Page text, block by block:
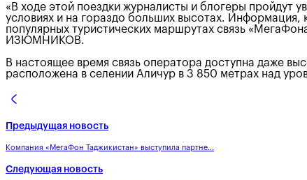
«В ходе этой поездки журналисты и блогеры пройдут
условиях и на гораздо больших высотах.
популярных туристических маршрутах связь
ИЗЮМНИКОВ.
В настоящее время связь оператора доступна даже
расположена в селении Аличур в 3 850 метрах над
Предыдущая новость
Компания «МегаФон Таджикистан» выступила партне...
Следующая новость